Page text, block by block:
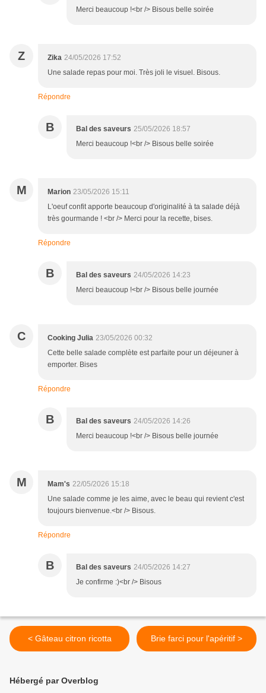
Merci beaucoup !<br /> Bisous belle soirée
Z Zika 24/05/2026 17:52
Une salade repas pour moi. Très joli le visuel. Bisous.
Répondre
B Bal des saveurs 25/05/2026 18:57
Merci beaucoup !<br /> Bisous belle soirée
M Marion 23/05/2026 15:11
L'oeuf confit apporte beaucoup d'originalité à ta salade déjà
très gourmande ! <br /> Merci pour la recette, bises.
Répondre
B Bal des saveurs 24/05/2026 14:23
Merci beaucoup !<br /> Bisous belle journée
C Cooking Julia 23/05/2026 00:32
Cette belle salade complète est parfaite pour un déjeuner à
emporter. Bises
Répondre
B Bal des saveurs 24/05/2026 14:26
Merci beaucoup !<br /> Bisous belle journée
M Mam's 22/05/2026 15:18
Une salade comme je les aime, avec le beau qui revient c'est
toujours bienvenue.<br /> Bisous.
Répondre
B Bal des saveurs 24/05/2026 14:27
Je confirme :)<br /> Bisous
< Gâteau citron ricotta Brie farci pour l'apéritif >
Hébergé par Overblog